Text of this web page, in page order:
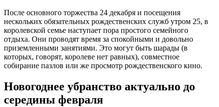
После основного торжества 24 декабря и посещения
нескольких обязательных рождественских служб утром 25, в
королевской семье наступает пора простого семейного
отдыха. Они проводят время за спокойными и довольно
приземленными занятиями. Это могут быть шарады (в
которых, говорят, королеве нет равных), совместное
собирание пазлов или же просмотр рождественского кино.
Новогоднее убранство актуально до
середины февраля